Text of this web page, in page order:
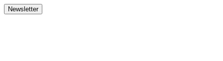
Newsletter